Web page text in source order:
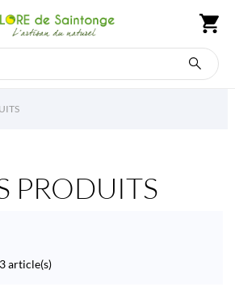
PRODUITS
article(s)